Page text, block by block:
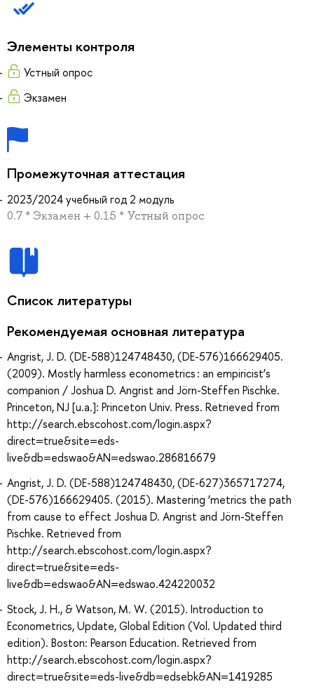
Элементы контроля
Устный опрос
Экзамен
Промежуточная аттестация
2023/2024 учебный год 2 модуль
0.7 * Экзамен + 0.15 * Устный опрос
Список литературы
Рекомендуемая основная литература
Angrist, J. D. (DE-588)124748430, (DE-576)166629405.
(2009). Mostly harmless econometrics : an empiricist’s
companion / Joshua D. Angrist and Jörn-Steffen Pischke.
Princeton, NJ [u.a.]: Princeton Univ. Press. Retrieved from
http://search.ebscohost.com/login.aspx?
direct=true&site=eds-
live&db=edswao&AN=edswao.286816679
Angrist, J. D. (DE-588)124748430, (DE-627)365717274,
(DE-576)166629405. (2015). Mastering ’metrics the path
from cause to effect Joshua D. Angrist and Jörn-Steffen
Pischke. Retrieved from
http://search.ebscohost.com/login.aspx?
direct=true&site=eds-
live&db=edswao&AN=edswao.424220032
Stock, J. H., & Watson, M. W. (2015). Introduction to
Econometrics, Update, Global Edition (Vol. Updated third
edition). Boston: Pearson Education. Retrieved from
http://search.ebscohost.com/login.aspx?
direct=true&site=eds-live&db=edsebk&AN=1419285